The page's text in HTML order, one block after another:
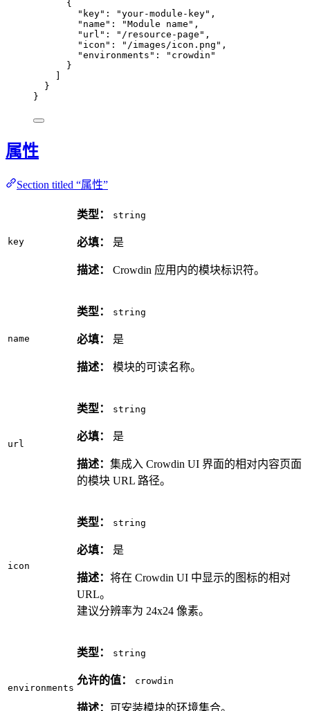
{
"key" : "your-module-key" ,
"name" : "Module name " ,
"url" : " /resource-page " ,
"icon" : " /images/icon.png " ,
"environments" : " crowdin "
}
}
}
属性
Section titled “属性”
key
类型： string
必填： 是
描述： Crowdin 应用内的模块标识符。
name
类型： string
必填： 是
描述： 模块的可读名称。
url
类型： string
必填： 是
描述： 集成入 Crowdin UI 界面的相对内容页面
的模块 URL 路径。
icon
类型： string
必填： 是
描述： 将在 Crowdin UI 中显示的图标的相对
URL。
建议分辨率为 24x24 像素。
environments
类型： string
允许的值： crowdin
描述： 可安装模块的环境集合。